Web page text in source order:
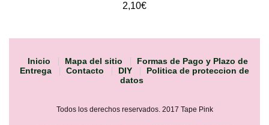
2,10€
Inicio Mapa del sitio
Formas de Pago y Plazo de
Entrega
Contacto DIY
Politica de proteccion de
datos
Todos los derechos reservados. 2017 Tape Pink